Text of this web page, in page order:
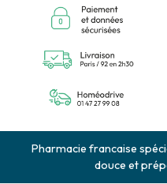
Pharmacie francaise
douce et